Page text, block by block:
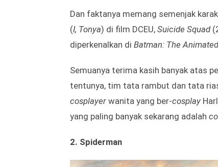
Dan faktanya memang semenjak
(I, Tonya) di film DCEU, Suicide Squad
diperkenalkan di Batman: The
Semuanya terima kasih banyak atas
tentunya, tim tata rambut dan tata
cosplayer wanita yang ber-cosplay
yang paling banyak sekarang adalah
2. Spiderman